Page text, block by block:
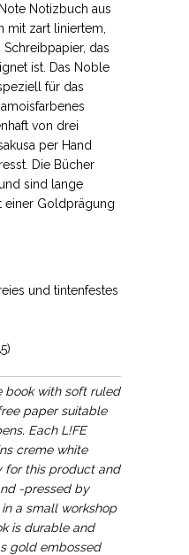
Notizbuch aus
mit zart liniertem,
das
ist. Das Noble
für das
von drei
per Hand
Die Bücher
sind lange
einer Goldprägung
und tintenfestes
book with soft ruled
paper suitable
Each L!FE
creme white
for this product and
-pressed by
a small workshop
is durable and
gold embossed